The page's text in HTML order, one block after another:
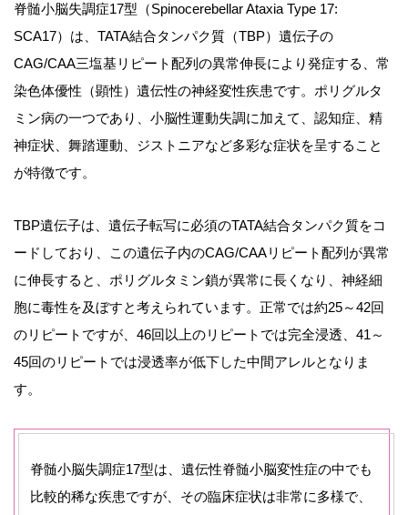
脊髄小脳失調症17型（Spinocerebellar Ataxia Type 17:
SCA17）は、TATA結合タンパク質（TBP）遺伝子の
CAG/CAA三塩基リピート配列の異常伸長により発症する、常
染色体優性（顕性）遺伝性の神経変性疾患です。ポリグルタ
ミン病の一つであり、小脳性運動失調に加えて、認知症、精
神症状、舞踏運動、ジストニアなど多彩な症状を呈すること
が特徴です。
TBP遺伝子は、遺伝子転写に必須のTATA結合タンパク質をコ
ードしており、この遺伝子内のCAG/CAAリピート配列が異常
に伸長すると、ポリグルタミン鎖が異常に長くなり、神経細
胞に毒性を及ぼすと考えられています。正常では約25～42回
のリピートですが、46回以上のリピートでは完全浸透、41～
45回のリピートでは浸透率が低下した中間アレルとなりま
す。
脊髄小脳失調症17型は、遺伝性脊髄小脳変性症の中でも
比較的稀な疾患ですが、その臨床症状は非常に多様で、